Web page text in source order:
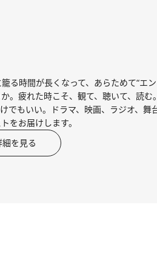
る時間が長くなって、あらためて“エ
。疲れた時こそ、観て、聴いて、読む
でもいい。ドラマ、映画、ラジオ、舞
をお届けします。
細を見る